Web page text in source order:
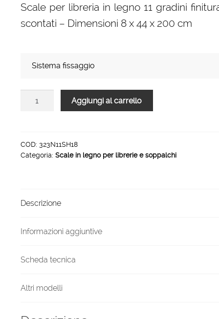
prezzo:
da
Scale per libreria in legno 11 gradini
scontati – Dimensioni 8 x 44 x 200 cm
Sistema fissaggio
legno
11
laccato
quantità
Aggiungi al carrello
COD: 323N11SH18
Categoria: Scale in legno per librerie e soppalchi
Descrizione
Informazioni aggiuntive
Scheda tecnica
Altri modelli